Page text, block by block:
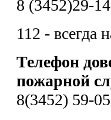
8 (3452)29-
112 - всегда
Телефон
пожарной
8(3452) 59-